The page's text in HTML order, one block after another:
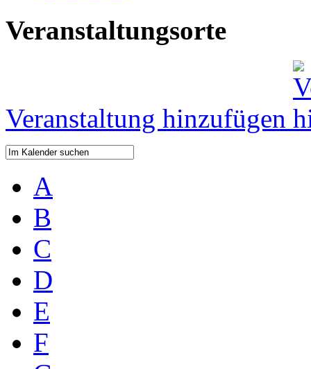
Veranstaltungsorte
Veranstaltung hinzufügen
A
B
C
D
E
F